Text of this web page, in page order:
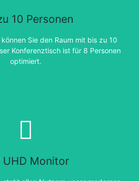
10 Personen
Sie den Raum mit bis zu 10
Konferenztisch ist für 8 Personen
optimiert.
UHD Monitor